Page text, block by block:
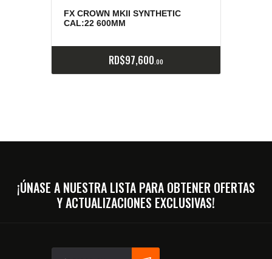
e
a
s
FX CROWN MKII SYNTHETIC
CAL:22 600MM
RD$97,600 00
¡ÚNASE A NUESTRA LISTA PARA OBTENER OFERTAS
Y ACTUALIZACIONES EXCLUSIVAS!